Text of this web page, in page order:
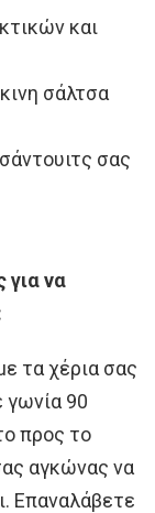
και
σάλτσα
σας
για να
τα χέρια σας
γωνία 90
προς το
αγκώνας να
Επαναλάβετε